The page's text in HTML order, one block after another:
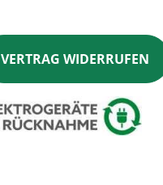
VERTRAG WIDERRUFEN